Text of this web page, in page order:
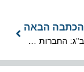
הכתבה הבאה